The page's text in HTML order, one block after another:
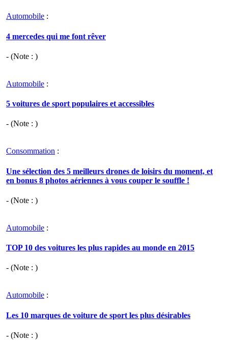
Automobile :
4 mercedes qui me font rêver
- (Note : )
Automobile :
5 voitures de sport populaires et accessibles
- (Note : )
Consommation :
Une sélection des 5 meilleurs drones de loisirs du moment, et
en bonus 8 photos aériennes à vous couper le souffle !
- (Note : )
Automobile :
TOP 10 des voitures les plus rapides au monde en 2015
- (Note : )
Automobile :
Les 10 marques de voiture de sport les plus désirables
- (Note : )